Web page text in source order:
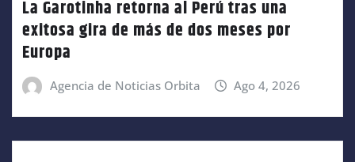
La Garotinha retorna al Perú tras una
exitosa gira de más de dos meses por
Europa
Agencia de Noticias Orbita Ago 4, 2026